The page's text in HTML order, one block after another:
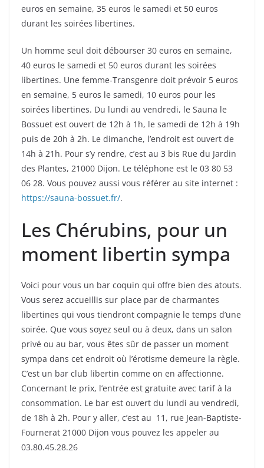
euros en semaine, 35 euros le samedi et 50 euros
durant les soirées libertines.
Un homme seul doit débourser 30 euros en semaine,
40 euros le samedi et 50 euros durant les soirées
libertines. Une femme-Transgenre doit prévoir 5 euros
en semaine, 5 euros le samedi, 10 euros pour les
soirées libertines. Du lundi au vendredi, le Sauna le
Bossuet est ouvert de 12h à 1h, le samedi de 12h à 19h
puis de 20h à 2h. Le dimanche, l’endroit est ouvert de
14h à 21h. Pour s’y rendre, c’est au 3 bis Rue du Jardin
des Plantes, 21000 Dijon. Le téléphone est le 03 80 53
06 28. Vous pouvez aussi vous référer au site internet :
https://sauna-bossuet.fr/.
Les Chérubins, pour un
moment libertin sympa
Voici pour vous un bar coquin qui offre bien des atouts.
Vous serez accueillis sur place par de charmantes
libertines qui vous tiendront compagnie le temps d’une
soirée. Que vous soyez seul ou à deux, dans un salon
privé ou au bar, vous êtes sûr de passer un moment
sympa dans cet endroit où l’érotisme demeure la règle.
C’est un bar club libertin comme on en affectionne.
Concernant le prix, l’entrée est gratuite avec tarif à la
consommation. Le bar est ouvert du lundi au vendredi,
de 18h à 2h. Pour y aller, c’est au 11, rue Jean-Baptiste-
Fournerat 21000 Dijon vous pouvez les appeler au
03.80.45.28.26